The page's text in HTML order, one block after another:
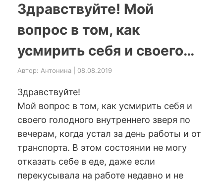
Здравствуйте! Мой
вопрос в том, как
усмирить себя и своего…
Автор: Антонина | 08.08.2019
Здравствуйте!
Мой вопрос в том, как усмирить себя и
своего голодного внутреннего зверя по
вечерам, когда устал за день работы и от
транспорта. В этом состоянии не могу
отказать себе в еде, даже если
перекусывала на работе недавно и не